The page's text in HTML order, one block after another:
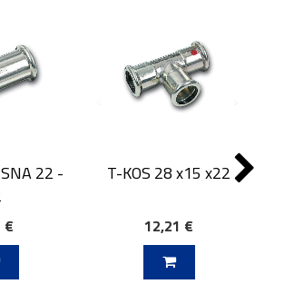
22 -
€
T-KOS 28 x15 x22
12,21 €